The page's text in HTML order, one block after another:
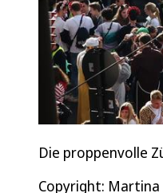
Die proppenvolle
Copyright: